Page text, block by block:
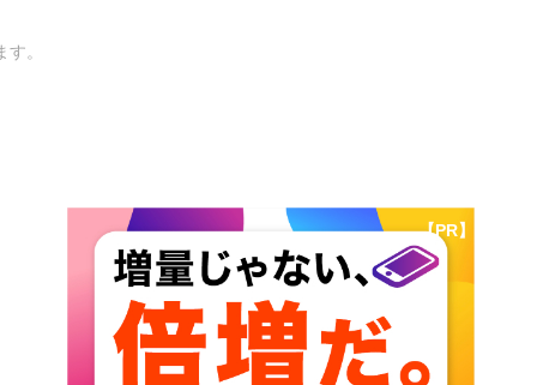
す。
【PR】